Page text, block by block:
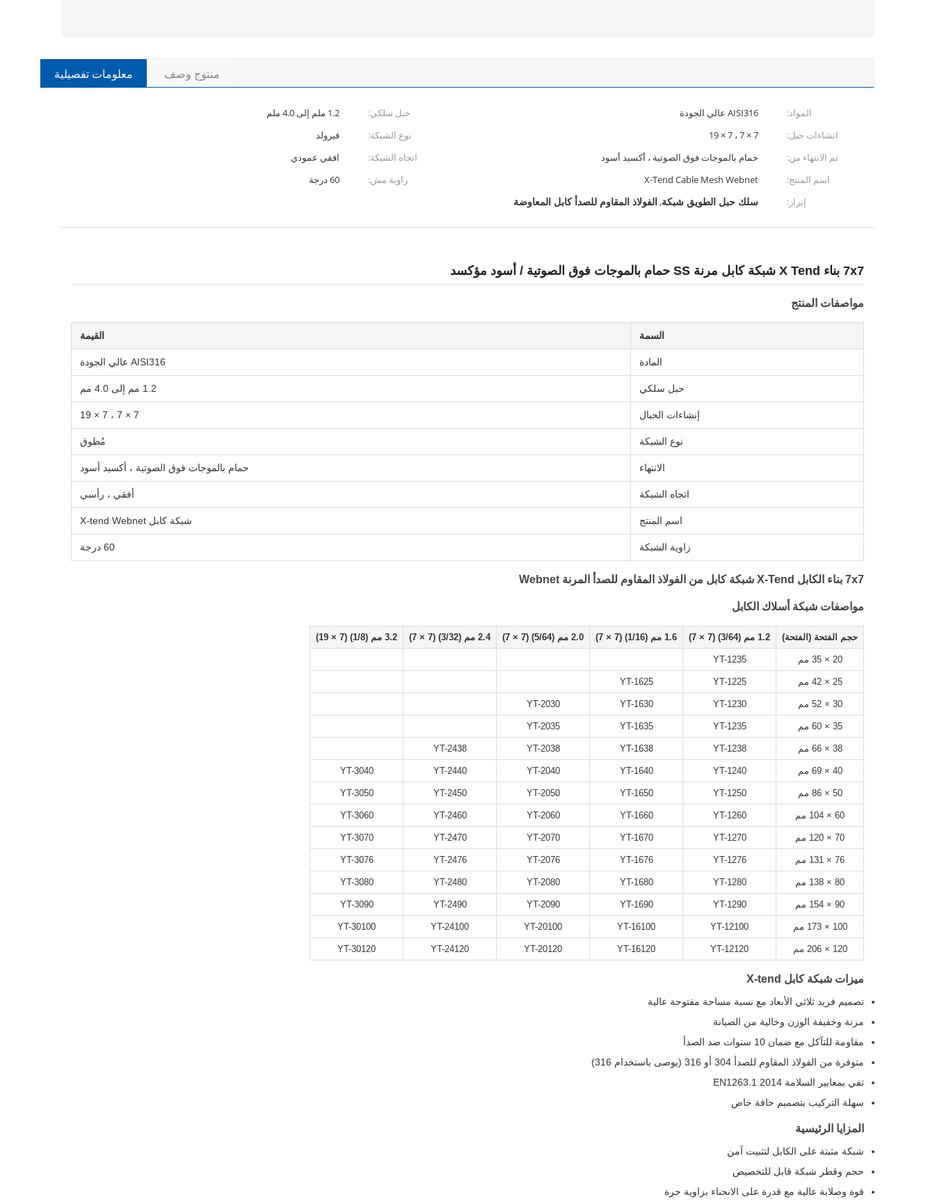
معلومات تفصيلية منتوج وصف
المواد: AISI316 عالي الجودة حبل سلكي:
1.2 ملم إلى 4.0 ملم
انشاءات حبل:
7 × 7 ، 7 × 19 نوع الشبكة:
فيرولد
تم الانتهاء من:
حمام بالموجات فوق الصوتية ، أكسيد أسود اتجاه الشبكة:
افقي عمودي
اسم المنتج:
X-Tend Cable Mesh Webnet زاوية مش:
60 درجة
إبراز:
سلك حبل الطويق شبكة,الفولاذ المقاوم للصدأ كابل المعاوضة
7x7 بناء X Tend شبكة كابل مرنة SS حمام بالموجات فوق الصوتية / أسود مؤكسد
مواصفات المنتج
السمة القيمة
المادة AISI316 عالي الجودة
حبل سلكي 1.2 مم إلى 4.0 مم
إنشاءات الحبال 7 × 7 ، 7 × 19
نوع الشبكة مُطوق
الانتهاء حمام بالموجات فوق الصوتية ، أكسيد أسود
اتجاه الشبكة أفقي ، رأسي
اسم المنتج شبكة كابل X-tend Webnet
زاوية الشبكة 60 درجة
7x7 بناء الكابل X-Tend شبكة كابل من الفولاذ المقاوم للصدأ المرنة Webnet
مواصفات شبكة أسلاك الكابل
حجم الفتحة (الفتحة) 1.2 مم (3/64) (7 × 7) 1.6 مم (1/16) (7 × 7) 2.0 مم (5/64) (7 × 7) 2.4 مم (3/32) (7 × 7) 3.2 مم (1/8) (7 × 19)
20 × 35 مم YT-1235
25 × 42 مم YT-1225
YT-1625
30 × 52 مم YT-1230
YT-1630
YT-2030
35 × 60 مم YT-1235
YT-1635
YT-2035
38 × 66 مم YT-1238
YT-1638
YT-2038
YT-2438
40 × 69 مم YT-1240
YT-1640
YT-2040
YT-2440
YT-3040
50 × 86 مم YT-1250
YT-1650
YT-2050
YT-2450
YT-3050
60 × 104 مم YT-1260
YT-1660
YT-2060
YT-2460
YT-3060
70 × 120 مم YT-1270
YT-1670
YT-2070
YT-2470
YT-3070
76 × 131 مم YT-1276
YT-1676
YT-2076
YT-2476
YT-3076
80 × 138 مم YT-1280
YT-1680
YT-2080
YT-2480
YT-3080
90 × 154 مم YT-1290
YT-1690
YT-2090
YT-2490
YT-3090
100 × 173 مم YT-12100
YT-16100
YT-20100
YT-24100
YT-30100
120 × 206 مم YT-12120
YT-16120
YT-20120
YT-24120
YT-30120
ميزات شبكة كابل X-tend
تصميم فريد ثلاثي الأبعاد مع نسبة مساحة مفتوحة عالية
مرنة وخفيفة الوزن وخالية من الصيانة
مقاومة للتآكل مع ضمان 10 سنوات ضد الصدأ
متوفرة من الفولاذ المقاوم للصدأ 304 أو 316 (يوصى باستخدام 316)
تفي بمعايير السلامة EN1263.1.2014
سهلة التركيب بتصميم حافة خاص
المزايا الرئيسية
شبكة مثبتة على الكابل لتثبيت آمن
حجم وقطر شبكة قابل للتخصيص
قوة وصلابة عالية مع قدرة على الانحناء بزاوية حرة